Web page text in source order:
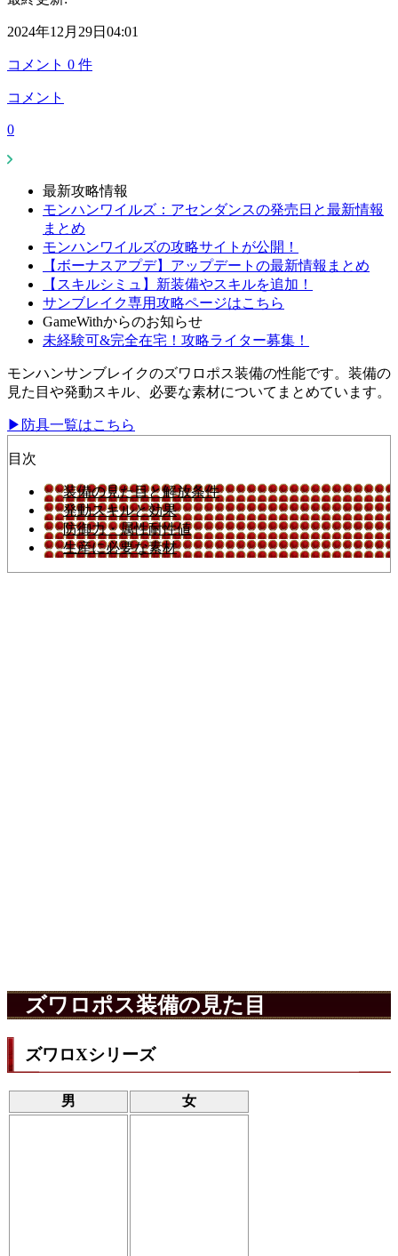
2024年12月29日04:01
コメント 0 件
コメント
0
最新攻略情報
モンハンワイルズ：アセンダンスの発売日と最新情報
まとめ
モンハンワイルズの攻略サイトが公開！
【ボーナスアプデ】アップデートの最新情報まとめ
【スキルシミュ】新装備やスキルを追加！
サンブレイク専用攻略ページはこちら
GameWithからのお知らせ
未経験可&完全在宅！攻略ライター募集！
モンハンサンブレイクのズワロポス装備の性能です。装備の
見た目や発動スキル、必要な素材についてまとめています。
▶防具一覧はこちら
目次
装備の見た目と解放条件
発動スキルと効果
防御力・属性耐性値
生産に必要な素材
ズワロポス装備の見た目
ズワロXシリーズ
男 女